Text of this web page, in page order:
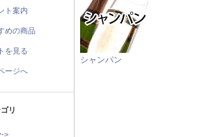
ト案内
めの商品
を見る
ージへ
リ
->
シャンパン